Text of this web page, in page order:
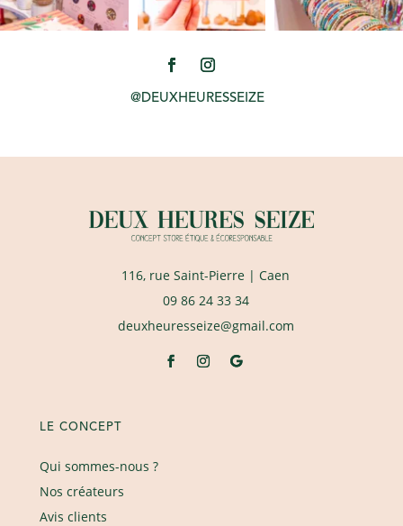
@DEUXHEURESSEIZE
116, rue Saint-Pierre | Caen
09 86 24 33 34
deuxheuresseize@gmail.com
LE CONCEPT
Qui sommes-nous ?
Nos créateurs
Avis clients